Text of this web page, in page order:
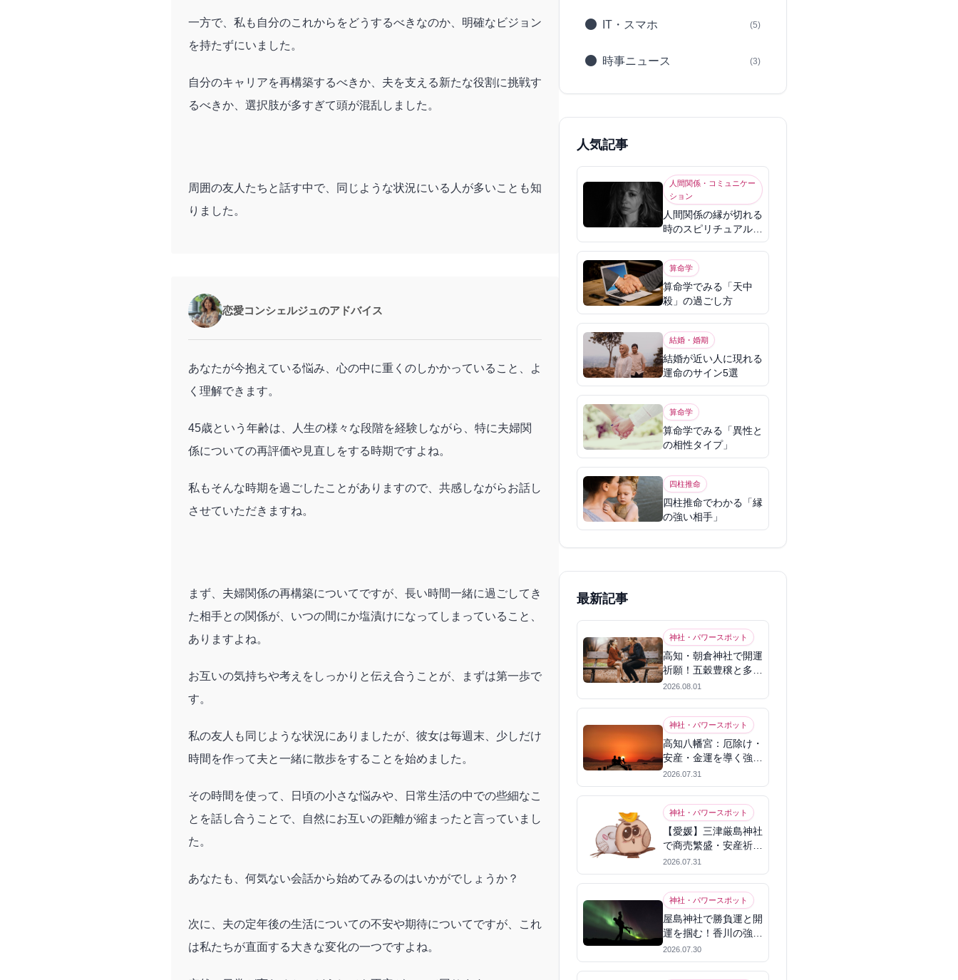
一方で、私も自分のこれからをどうするべきなのか、明確なビジョン
を持たずにいました。
自分のキャリアを再構築するべきか、夫を支える新たな役割に挑戦す
るべきか、選択肢が多すぎて頭が混乱しました。
周囲の友人たちと話す中で、同じような状況にいる人が多いことも知
りました。
恋愛コンシェルジュのアドバイス
あなたが今抱えている悩み、心の中に重くのしかかっていること、よ
く理解できます。
45歳という年齢は、人生の様々な段階を経験しながら、特に夫婦関
係についての再評価や見直しをする時期ですよね。
私もそんな時期を過ごしたことがありますので、共感しながらお話し
させていただきますね。
まず、夫婦関係の再構築についてですが、長い時間一緒に過ごしてき
た相手との関係が、いつの間にか塩漬けになってしまっていること、
ありますよね。
お互いの気持ちや考えをしっかりと伝え合うことが、まずは第一歩で
す。
私の友人も同じような状況にありましたが、彼女は毎週末、少しだけ
時間を作って夫と一緒に散歩をすることを始めました。
その時間を使って、日頃の小さな悩みや、日常生活の中での些細なこ
とを話し合うことで、自然にお互いの距離が縮まったと言っていまし
た。
あなたも、何気ない会話から始めてみるのはいかがでしょうか？
次に、夫の定年後の生活についての不安や期待についてですが、これ
は私たちが直面する大きな変化の一つですよね。
IT・スマホ (5)
時事ニュース (3)
人気記事
人間関係・コミュニケー
ション
人間関係の縁が切れる
時のスピリチュアル意
味
算命学
算命学でみる「天中
殺」の過ごし方
結婚・婚期
結婚が近い人に現れる
運命のサイン5選
算命学
算命学でみる「異性と
の相性タイプ」
四柱推命
四柱推命でわかる「縁
の強い相手」
最新記事
神社・パワースポット
高知・朝倉神社で開運
祈願！五穀豊穣と多幸
を呼ぶパワースポット
2026.08.01
神社・パワースポット
高知八幡宮：厄除け・
安産・金運を導く強力
パワースポット
2026.07.31
神社・パワースポット
【愛媛】三津厳島神社
で商売繁盛・安産祈
願！宗像三女神のパワ
ーを授かる
2026.07.31
神社・パワースポット
屋島神社で勝負運と開
運を掴む！香川の強力
パワースポット
2026.07.30